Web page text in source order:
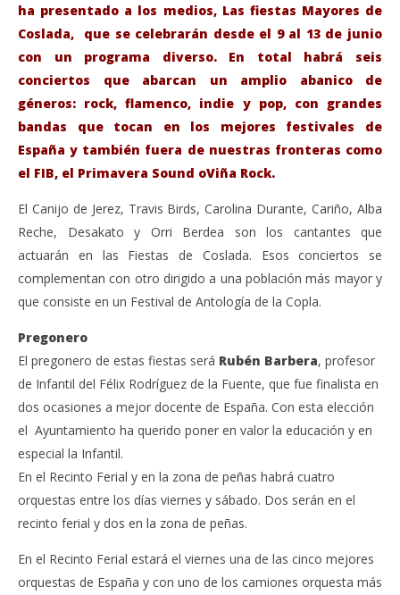
mayo
30,
2022
Admin
ha presentado a los medios, Las fiestas Mayores de
Coslada, que se celebrarán desde el 9 al 13 de junio
con un programa diverso. En total habrá seis
conciertos que abarcan un amplio abanico de
géneros: rock, flamenco, indie y pop, con grandes
bandas que tocan en los mejores festivales de
España y también fuera de nuestras fronteras como
el FIB, el Primavera Sound oViña Rock.
El Canijo de Jerez, Travis Birds, Carolina Durante, Cariño, Alba
Reche, Desakato y Orri Berdea son los cantantes que
actuarán en las Fiestas de Coslada. Esos conciertos se
complementan con otro dirigido a una población más mayor y
que consiste en un Festival de Antología de la Copla.
Pregonero
El pregonero de estas fiestas será Rubén Barbera, profesor
de Infantil del Félix Rodríguez de la Fuente, que fue finalista en
dos ocasiones a mejor docente de España. Con esta elección
el Ayuntamiento ha querido poner en valor la educación y en
especial la Infantil.
En el Recinto Ferial y en la zona de peñas habrá cuatro
orquestas entre los días viernes y sábado. Dos serán en el
recinto ferial y dos en la zona de peñas.
En el Recinto Ferial estará el viernes una de las cinco mejores
orquestas de España y con uno de los camiones orquesta más